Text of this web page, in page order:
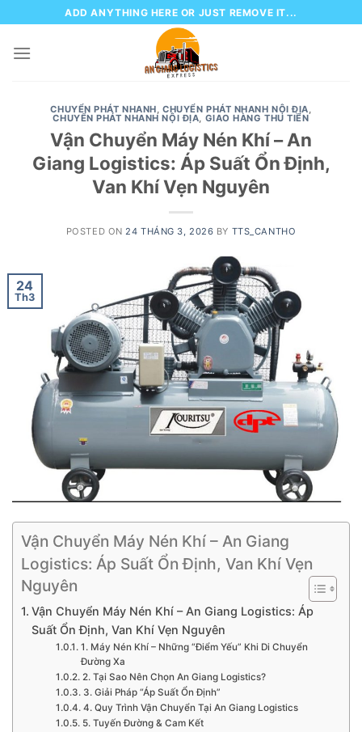
to
content
ADD ANYTHING HERE OR JUST REMOVE IT...
CHUYỂN PHÁT NHANH,CHUYỂN PHÁT NHANH NỘI ĐỊA,
CHUYỂN PHÁT NHANH NỘI ĐỊA, GIAO HÀNG THU TIỀN
Vận Chuyển Máy Nén Khí – An
Giang Logistics: Áp Suất Ổn Định,
Van Khí Vẹn Nguyên
POSTED ON 24 THÁNG 3, 2026 BY TTS_CANTHO
24
Th3
Vận Chuyển Máy Nén Khí – An Giang
Logistics: Áp Suất Ổn Định, Van Khí Vẹn
Nguyên
Vận Chuyển Máy Nén Khí – An Giang Logistics: Áp
Suất Ổn Định, Van Khí Vẹn Nguyên
1. Máy Nén Khí – Những “Điểm Yếu” Khi Di Chuyển
Đường Xa
2. Tại Sao Nên Chọn An Giang Logistics?
3. Giải Pháp “Áp Suất Ổn Định”
4. Quy Trình Vận Chuyển Tại An Giang Logistics
5. Tuyến Đường & Cam Kết